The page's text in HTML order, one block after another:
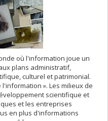
où l'information joue un
plans administratif,
culturel et patrimonial.
». Les milieux de
scientifique et
et les entreprises
en plus d'informations